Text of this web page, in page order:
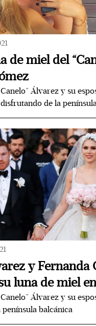
de miel del
Álvarez y su
de la
y Fernanda
luna de miel
Álvarez y su
península balcánica